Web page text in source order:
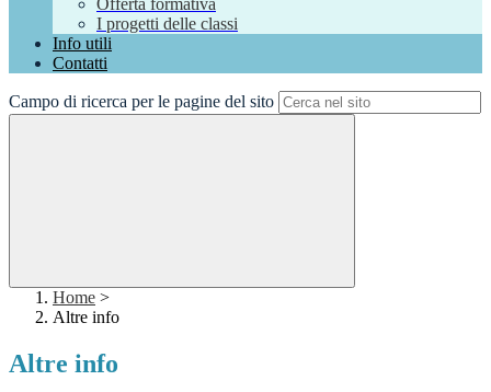
Offerta formativa
I progetti delle classi
Info utili
Contatti
Campo di ricerca per le pagine del sito
Home >
Altre info
Altre info